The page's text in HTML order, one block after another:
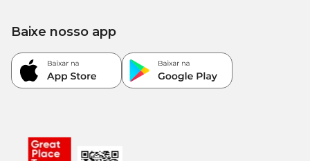
Baixe nosso app